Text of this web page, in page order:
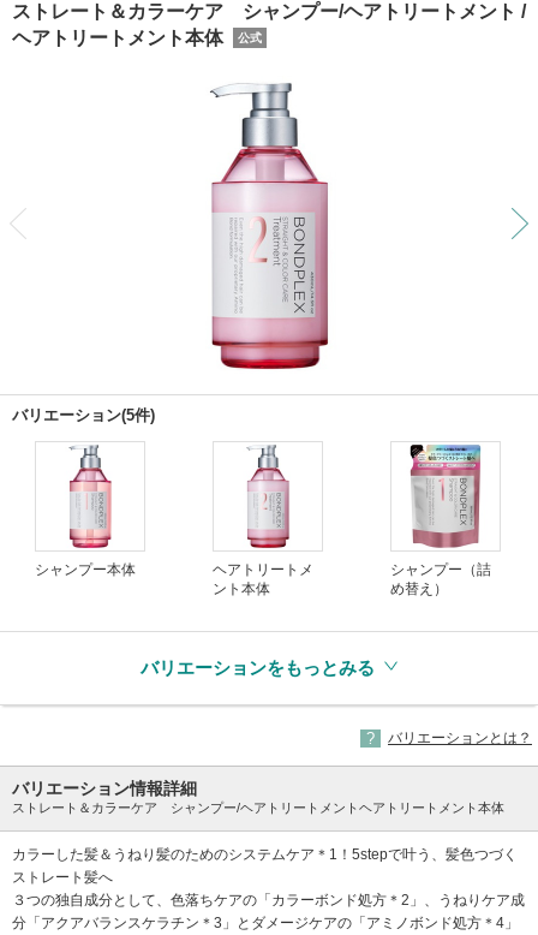
ストレート＆カラーケア シャンプー/ヘアトリートメント /
ヘアトリートメント本体
公式
バリエーション(5件)
シャンプー本体
ヘアトリートメ
ント本体
シャンプー（詰
め替え）
バリエーションをもっとみる
バリエーションとは？
バリエーション情報詳細
ストレート＆カラーケア シャンプー/ヘアトリートメントヘアトリートメント本体
カラーした髪＆うねり髪のためのシステムケア＊1！5stepで叶う、髪色つづく
ストレート髪へ
３つの独自成分として、色落ちケアの「カラーボンド処方＊2」、うねりケア成
分「アクアバランスケラチン＊3」とダメージケアの「アミノボンド処方＊4」